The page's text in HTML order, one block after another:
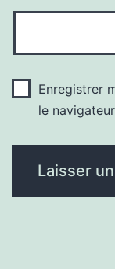
Enregistrer
le